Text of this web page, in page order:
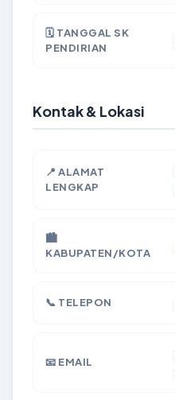
🗓️ TANGGAL SK
PENDIRIAN
Kontak & Lokasi
📍 ALAMAT
LENGKAP
🏙️
KABUPATEN/KOTA
📞 TELEPON
📧 EMAIL